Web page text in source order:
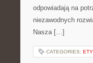
odpowiadają na
niezawodnych
Nasza […]
CATEGORIES: